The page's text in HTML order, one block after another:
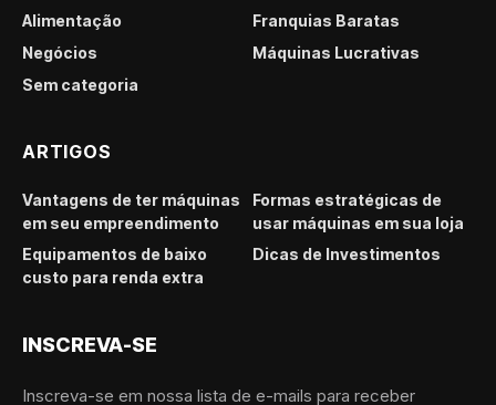
Alimentação
Franquias Baratas
Negócios
Máquinas Lucrativas
Sem categoria
ARTIGOS
Vantagens de ter máquinas
em seu empreendimento
Formas estratégicas de
usar máquinas em sua loja
Equipamentos de baixo
custo para renda extra
Dicas de Investimentos
INSCREVA-SE
Inscreva-se em nossa lista de e-mails para receber